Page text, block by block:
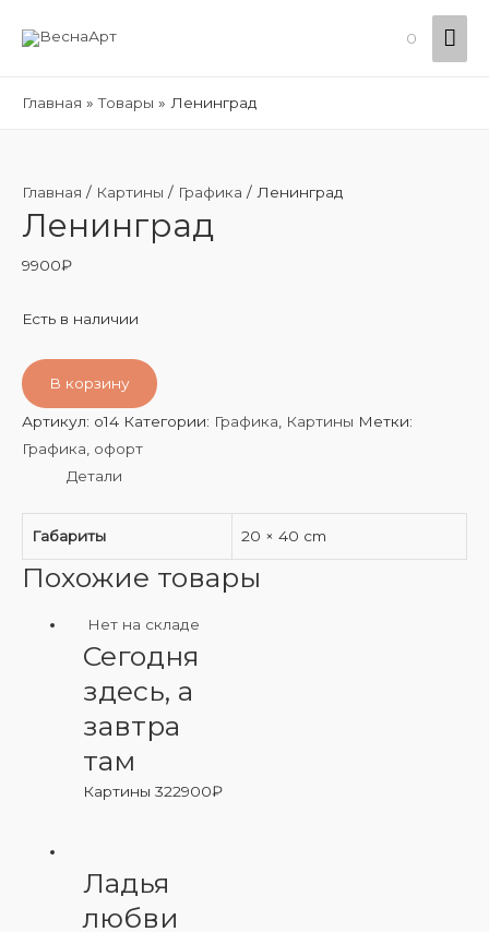
0
Главная Товары Ленинград
Главная / Картины / Графика / Ленинград
Ленинград
9900₽
Есть в наличии
В корзину
Артикул: o14 Категории: Графика Картины Метки:
Графика офорт
Детали
Габариты 20 × 40 cm
Похожие товары
Нет на складе
Сегодня
здесь, а
завтра
там
Картины322900₽
Ладья
любви